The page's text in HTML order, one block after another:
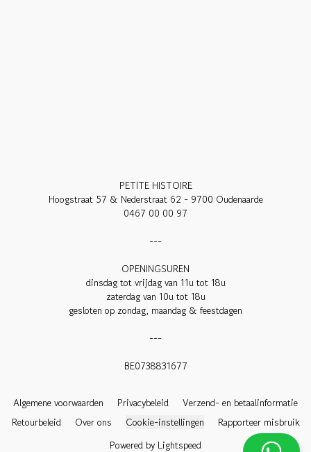
PETITE HISTOIRE
Hoogstraat 57 & Nederstraat 62 - 9700 Oudenaarde
0467 00 00 97
---
OPENINGSUREN
dinsdag tot vrijdag van 11u tot 18u
zaterdag van 10u tot 18u
gesloten op zondag, maandag & feestdagen
---
BE0738831677
Algemene voorwaarden Privacybeleid
Verzend- en betaalinformatie
Retourbeleid
Over ons Cookie-instellingen
Rapporteer misbruik
Powered by Lightspeed